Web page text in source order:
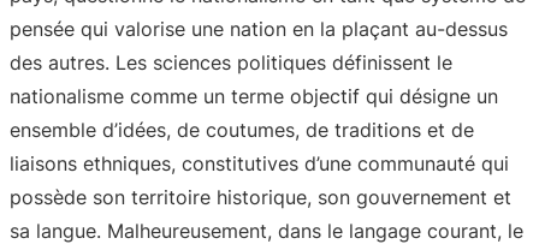
pensée qui valorise une nation en la plaçant au-dessus
des autres. Les sciences politiques définissent le
nationalisme comme un terme objectif qui désigne un
ensemble d’idées, de coutumes, de traditions et de
liaisons ethniques, constitutives d’une communauté qui
possède son territoire historique, son gouvernement et
sa langue. Malheureusement, dans le langage courant, le